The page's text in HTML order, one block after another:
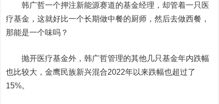
韩广哲一个押注新能源赛道的基金经理，却管着一只医
疗基金，这就好比一个长期做中餐的厨师，然后去做西餐，
那能是一个味吗？
抛开医疗基金外，韩广哲管理的其他几只基金年内跌幅
也比较大，金鹰民族新兴混合2022年以来跌幅也超过了
15%。